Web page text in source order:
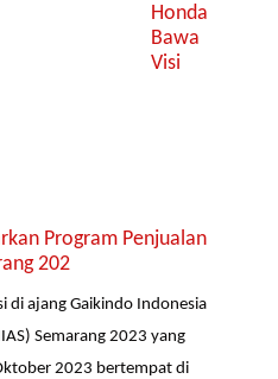
Honda
Bawa
Visi
Program Penjualan
202
di ajang Gaikindo Indonesia
Semarang 2023 yang
2023 bertempat di